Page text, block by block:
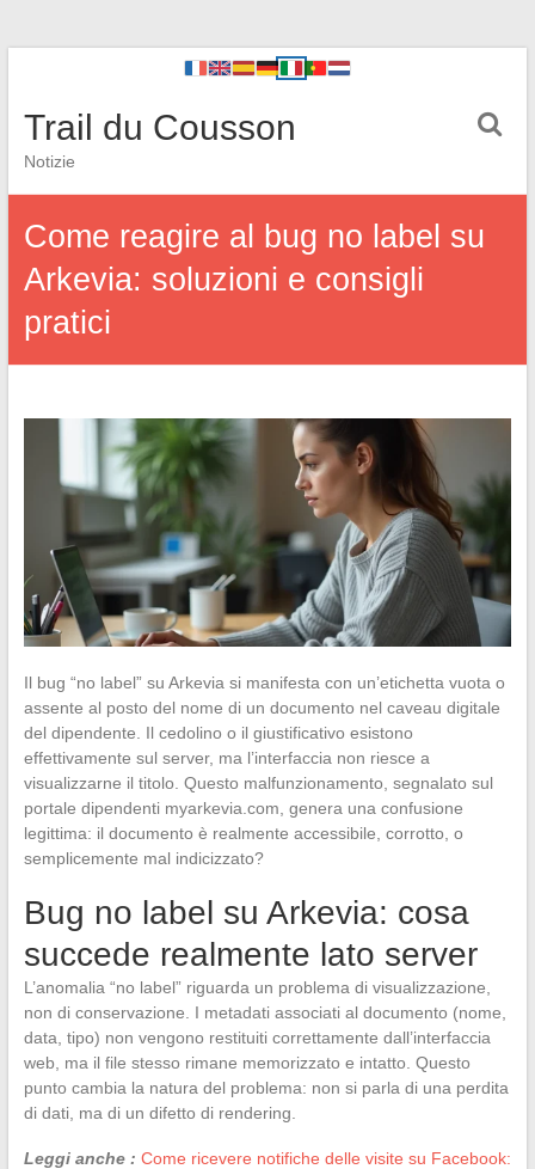
Trail du Cousson
Notizie
Come reagire al bug no label su
Arkevia: soluzioni e consigli
pratici
Il bug “no label” su Arkevia si manifesta con un’etichetta vuota o
assente al posto del nome di un documento nel caveau digitale
del dipendente. Il cedolino o il giustificativo esistono
effettivamente sul server, ma l’interfaccia non riesce a
visualizzarne il titolo. Questo malfunzionamento, segnalato sul
portale dipendenti myarkevia.com, genera una confusione
legittima: il documento è realmente accessibile, corrotto, o
semplicemente mal indicizzato?
Bug no label su Arkevia: cosa
succede realmente lato server
L’anomalia “no label” riguarda un problema di visualizzazione,
non di conservazione. I metadati associati al documento (nome,
data, tipo) non vengono restituiti correttamente dall’interfaccia
web, ma il file stesso rimane memorizzato e intatto. Questo
punto cambia la natura del problema: non si parla di una perdita
di dati, ma di un difetto di rendering.
Leggi anche : Come ricevere notifiche delle visite su Facebook: